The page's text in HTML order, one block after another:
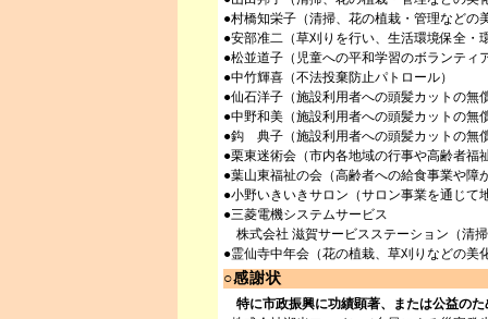
●村橋知栄子（清掃、花の植栽・管理などの
●安部准二（草刈りを行い、生活環境保全・
●松並道子（児童への平和学習のボランティ
●中竹輝喜（不法投棄防止パトロール）
●仙石洋子（施設利用者への頭髪カットの無
●中野和美（施設利用者への頭髪カットの無
●鈎 典子（施設利用者への頭髪カットの無
●栗東迷術会（市内各地域の行事や高齢者福
●葉山東福祉の会（高齢者への給食事業や障
●小野いきいきサロン（サロン事業を通じて
●三菱電機システムサービス
株式会社 滋賀サービスステーション（清
●霊仙寺中年会（花の植栽、草刈りなどの美
○感謝状
特に市政振興に功績顕著、または公益の